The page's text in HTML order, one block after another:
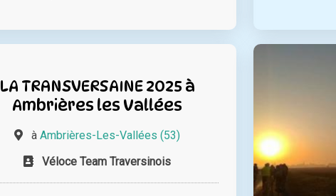
LA TRANSVERSAINE 2025 à
Ambrières les Vallées
à Ambrières-Les-Vallées (53)
Véloce Team Traversinois